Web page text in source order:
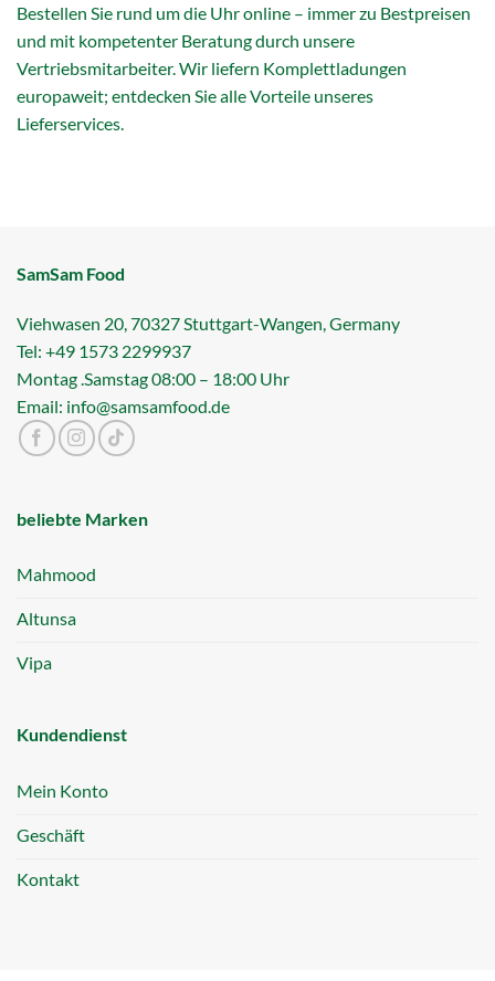
Bestellen Sie rund um die Uhr online – immer zu Bestpreisen
und mit kompetenter Beratung durch unsere
Vertriebsmitarbeiter. Wir liefern Komplettladungen
europaweit; entdecken Sie alle Vorteile unseres
Lieferservices.
SamSam Food
Viehwasen 20, 70327 Stuttgart-Wangen, Germany
Tel: +49 1573 2299937
Montag .Samstag 08:00 – 18:00 Uhr
Email: info@samsamfood.de
beliebte Marken
Mahmood
Altunsa
Vipa
Kundendienst
Mein Konto
Geschäft
Kontakt